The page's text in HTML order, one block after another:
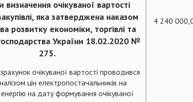
очікуваної вартості
яка затверджена наказом
розвитку економіки, торгівлі та
України 18.02.2020 №
275.
очікуваної вартості проводився
цін електропостачальників на
на дату формування очікуваної
4 240